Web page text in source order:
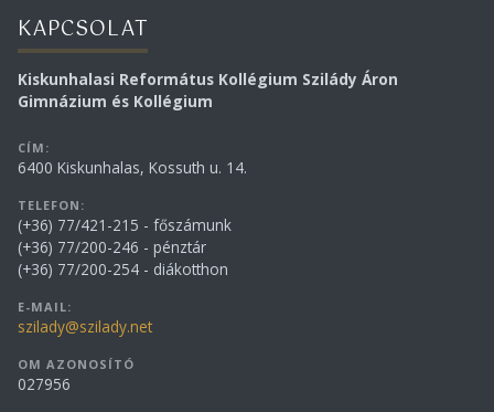
KAPCSOLAT
Kiskunhalasi Református Kollégium Szilády Áron
Gimnázium és Kollégium
CÍM:
6400 Kiskunhalas, Kossuth u. 14.
TELEFON:
(+36) 77/421-215 - főszámunk
(+36) 77/200-246 - pénztár
(+36) 77/200-254 - diákotthon
E-MAIL:
szilady@szilady.net
OM AZONOSÍTÓ
027956